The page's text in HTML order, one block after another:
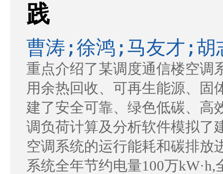
践
曹涛;徐鸿;马友才;
重点介绍了某调度通信楼空调
用余热回收、可再生能源、固
建了安全可靠、绿色低碳、高
调负荷计算及分析软件模拟了
空调系统的运行能耗和碳排放
系统全年节约电量100万